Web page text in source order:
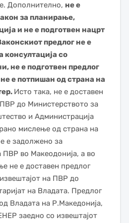
Дополнително, не е
за планирање,
и не е подготвен нацрт
предлог не е
консултација со
не е подготвен предлог
е потпишан од страна на
Исто така, не е доставен
до Министерството за
и Администрација
мислење од страна на
е задолжено за
во Макеодонија, а во
не е доставен предлог
на ПВР до
на Владата. Предлог
Владата на Р.Македонија,
заедно со извештајот